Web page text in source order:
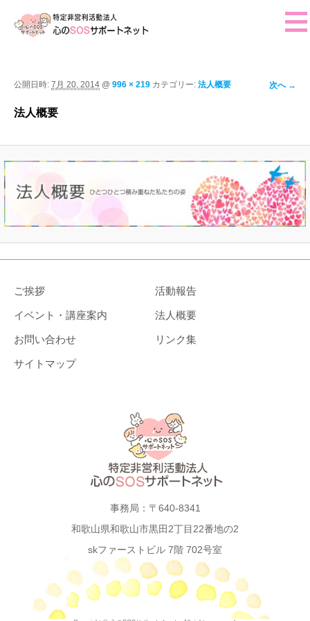
ご挨拶
活動報告
法人概要
画像ナ
次へ →
法人概要
公開日時: 7月 20, 2014 @ 996 × 219 カテゴリー: 法人概要
ご挨拶 活動報告
イベント・講座案内 法人概要
お問い合わせ リンク集
サイトマップ
事務局：〒640-8341
和歌山県和歌山市黒田2丁目22番地の2
skファーストビル 7階 702号室